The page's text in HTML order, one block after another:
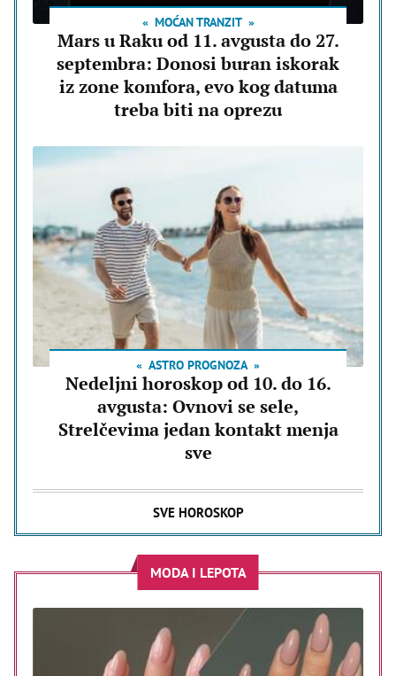
MOĆAN TRANZIT
Mars u Raku od 11. avgusta do 27.
septembra: Donosi buran iskorak
iz zone komfora, evo kog datuma
treba biti na oprezu
ASTRO PROGNOZA
Nedeljni horoskop od 10. do 16.
avgusta: Ovnovi se sele,
Strelčevima jedan kontakt menja
sve
SVE HOROSKOP
MODA I LEPOTA